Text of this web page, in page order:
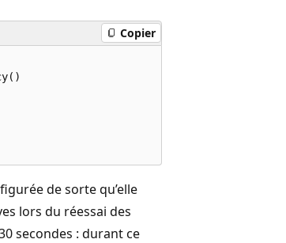
Copier
de sorte qu’elle
lors du réessai des
secondes : durant ce